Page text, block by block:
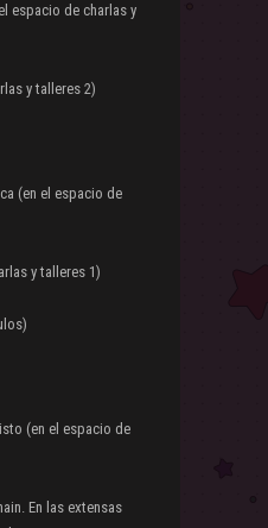
espacio de charlas y
y talleres 2)
(en el espacio de
y talleres 1)
(en el espacio de
En las extensas